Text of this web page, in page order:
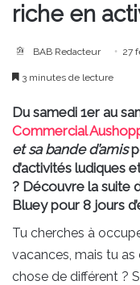
riche en
BAB Redacteur 27
3 minutes de lecture
Du samedi 1er au
Commercial
et sa bande d’amis
d’activités ludiques
? Découvre la suite
Bluey pour 8 jours
Tu cherches à
vacances, mais tu as
chose de différent ?